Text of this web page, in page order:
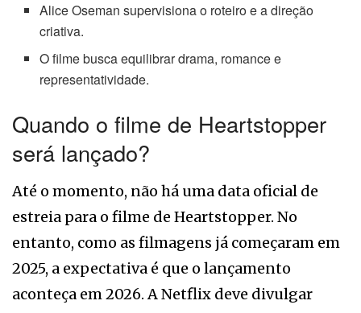
Alice Oseman supervisiona o roteiro e a direção
criativa.
O filme busca equilibrar drama, romance e
representatividade.
Quando o filme de Heartstopper
será lançado?
Até o momento, não há uma data oficial de
estreia para o filme de Heartstopper. No
entanto, como as filmagens já começaram em
2025, a expectativa é que o lançamento
aconteça em 2026. A Netflix deve divulgar